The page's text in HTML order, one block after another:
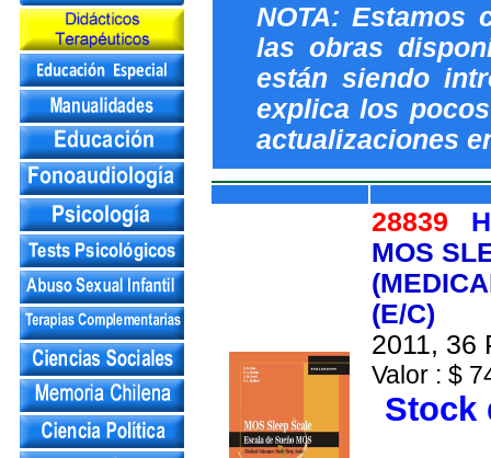
NOTA: Estamos
las obras
están siendo
explica los
actualizaciones
28839
MOS
(E/C)
2011, 36
Valor : $
Stock